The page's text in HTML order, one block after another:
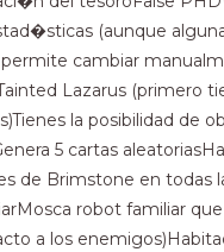
(aunque
cambiar
Lazarus (primero
la posibilidad
5 cartas
de Brimstone en
robot familiar
a los